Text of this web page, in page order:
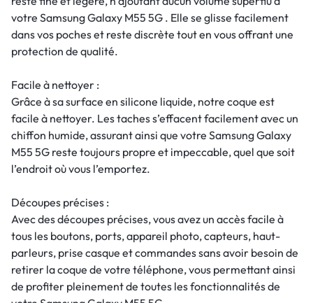
votre Samsung Galaxy M55 5G . Elle se glisse facilement
dans vos poches et reste discrète tout en vous offrant une
protection de qualité.
Facile à nettoyer :
Grâce à sa surface en silicone liquide, notre coque est
facile à nettoyer. Les taches s’effacent facilement avec un
chiffon humide, assurant ainsi que votre Samsung Galaxy
M55 5G reste toujours propre et impeccable, quel que soit
l’endroit où vous l’emportez.
Découpes précises :
Avec des découpes précises, vous avez un accès facile à
tous les boutons, ports, appareil photo, capteurs, haut-
parleurs, prise casque et commandes sans avoir besoin de
retirer la coque de votre téléphone, vous permettant ainsi
de profiter pleinement de toutes les fonctionnalités de